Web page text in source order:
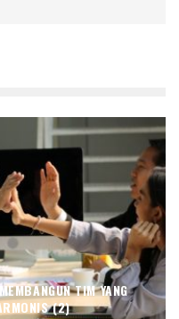
TIM YANG
(2)